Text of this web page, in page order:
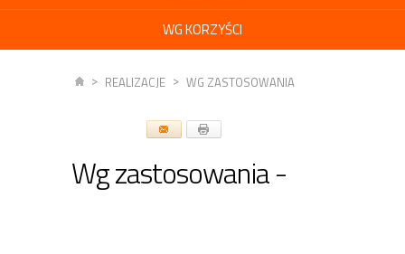
WG KORZYŚCI
REALIZACJE WG ZASTOSOWANIA
Wg zastosowania -